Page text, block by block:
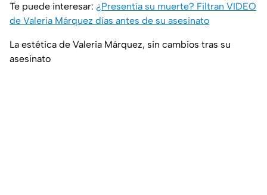
Te puede interesar: ¿Presentía su muerte? Filtran VIDEO
de Valeria Márquez días antes de su asesinato
La estética de Valeria Márquez, sin cambios tras su
asesinato